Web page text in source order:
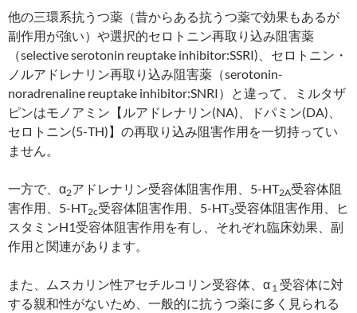
他の三環系抗うつ薬（昔からある抗うつ薬で効果もあるが
副作用が強い）や選択的セロトニン再取り込み阻害薬
（selective serotonin reuptake inhibitor:SSRI)、セロトニン・
ノルアドレナリン再取り込み阻害薬（serotonin-
noradrenaline reuptake inhibitor:SNRI）と違って、ミルタザ
ピンはモノアミン【ルアドレナリン(NA)、ドパミン(DA)、
セロトニン(5-TH)】の再取り込み阻害作用を一切持ってい
ません。
一方で、α2アドレナリン受容体阻害作用、5-HT2A受容体阻
害作用、5-HT2c受容体阻害作用、5-HT3受容体阻害作用、ヒ
スタミンH1受容体阻害作用を有し、それぞれ臨床効果、副
作用と関連があります。
また、ムスカリン性アセチルコリン受容体、α １ 受容体に対
する親和性がないため、一般的に抗うつ薬に多く見られる